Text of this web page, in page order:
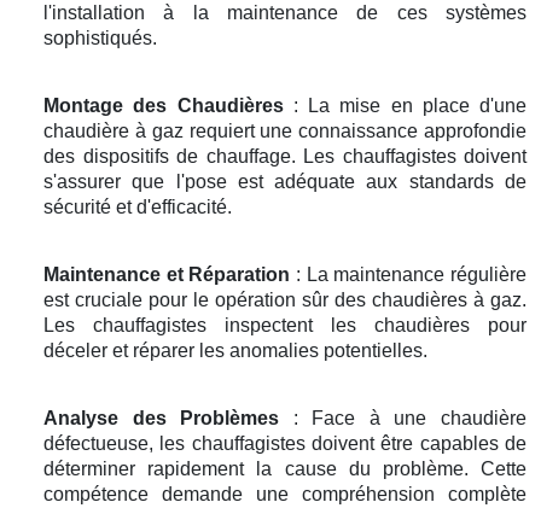
l'installation à la maintenance de ces systèmes
sophistiqués.
Montage des Chaudières: La mise en place d'une
chaudière à gaz requiert une connaissance approfondie
des dispositifs de chauffage. Les chauffagistes doivent
s'assurer que l'pose est adéquate aux standards de
sécurité et d'efficacité.
Maintenance et Réparation : La maintenance régulière
est cruciale pour le opération sûr des chaudières à gaz.
Les chauffagistes inspectent les chaudières pour
déceler et réparer les anomalies potentielles.
Analyse des Problèmes : Face à une chaudière
défectueuse, les chauffagistes doivent être capables de
déterminer rapidement la cause du problème. Cette
compétence demande une compréhension complète